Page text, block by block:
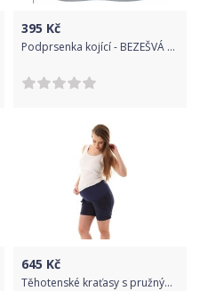
395 Kč
Podprsenka kojící - BEZEŠVÁ VZOR bez kostic bílá - 75C
645 Kč
Těhotenské kraťasy s pružným pasem - DURO granátové - Gregx velikost XS (32-34)